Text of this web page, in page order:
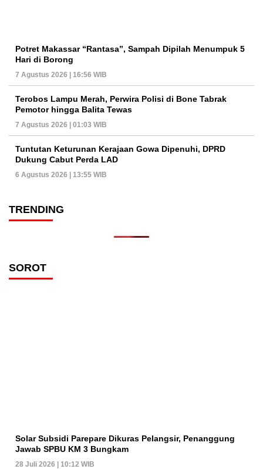
Potret Makassar “Rantasa”, Sampah Dipilah Menumpuk 5
Hari di Borong
7 Agustus 2026 | 16:56 WIB
Terobos Lampu Merah, Perwira Polisi di Bone Tabrak
Pemotor hingga Balita Tewas
7 Agustus 2026 | 01:03 WIB
Tuntutan Keturunan Kerajaan Gowa Dipenuhi, DPRD
Dukung Cabut Perda LAD
6 Agustus 2026 | 13:55 WIB
TRENDING
SOROT
Solar Subsidi Parepare Dikuras Pelangsir, Penanggung
Jawab SPBU KM 3 Bungkam
28 Juli 2026 | 10:12 WIB